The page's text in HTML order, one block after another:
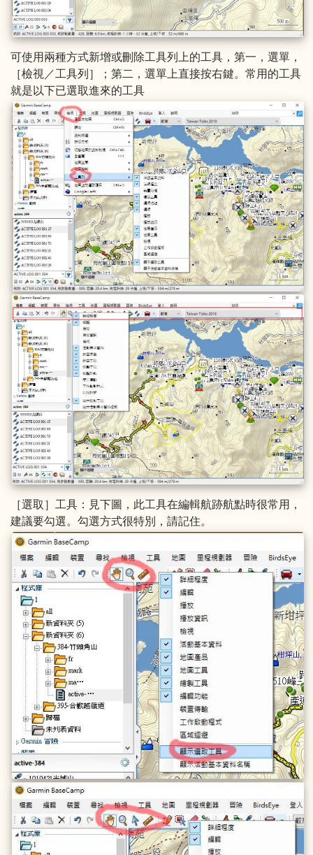
可使用兩種方式新增或刪除工具列上的工具，第一，選單，
［檢視／工具列］；第二，選單上直接按右鍵。常用的工具
就是以下已選取進來的工具
［選取］工具：見下圖，此工具在編輯航跡航點時很常用，
建議要勾選。勾選方式很特別，請記住。